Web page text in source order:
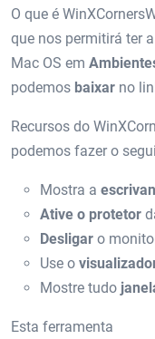
O que é
que nos permitirá ter
Mac OS em
podemos baixar no
Recursos do
podemos fazer o
Mostra a
Ative o protetor
Desligar o
Use o
Mostre tudo
Esta ferramenta